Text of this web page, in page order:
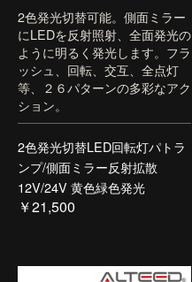
2色発光切替可能。側面ミラー
にLEDを反射照射、全面発光の
ように明るく発光します。フラ
ッシュ、回転、交互、全点灯
等、２６パターンの多彩なアク
ション。
2色発光切替LED回転灯パトラ
ンプ/側面ミラー反射拡散
12V/24V 黄色緑色発光
￥21,500